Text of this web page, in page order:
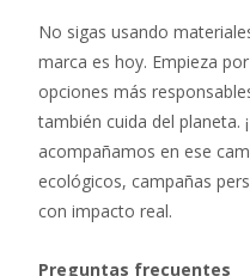
No sigas usando
marca es hoy. Empieza
opciones más
también cuida del planeta.
acompañamos en ese
ecológicos, campañas
con impacto real.
Preguntas frecuentes